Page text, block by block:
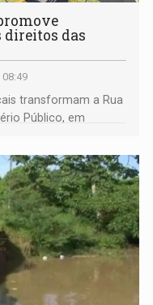
das
transformam a Rua
Público, em